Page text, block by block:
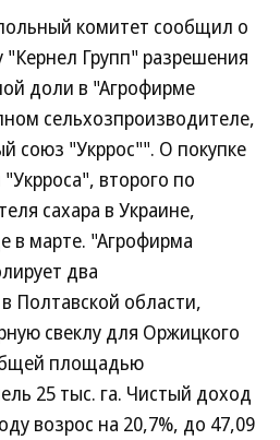
комитет сообщил о
"Кернел Групп" разрешения
доли в "Агрофирме
сельхозпроизводителе,
союз "Укррос"". О покупке
второго по
сахара в Украине,
в марте. "Агрофирма
два
Полтавской области,
свеклу для Оржицкого
площадью
25 тыс. га. Чистый доход
возрос на 20,7%, до 47,09